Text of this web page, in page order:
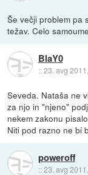
Še večji problem pa
težav. Celo
BlaY0
::23. avg
Seveda. Nataša ne
za njo in "njeno"
nekem zakonu
Niti pod razno ne bi
poweroff
::23. avg